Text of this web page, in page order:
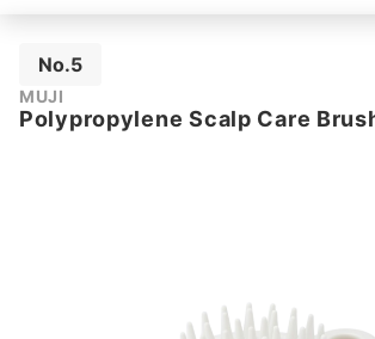
No.5
MUJI
Polypropylene Scalp Care